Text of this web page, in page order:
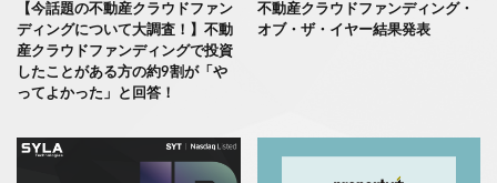
【今話題の不動産クラウドファン
ディングについて大調査！】不動
産クラウドファンディングで投資
したことがある方の約9割が「や
ってよかった」と回答！
不動産クラウドファンディング・
オブ・ザ・イヤー結果発表